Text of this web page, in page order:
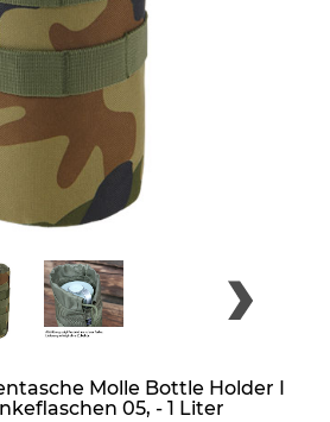
Molle Bottle Holder I
05, - 1 Liter